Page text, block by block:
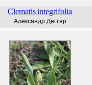
Clematisintegrifolia
Александр Дегтяр